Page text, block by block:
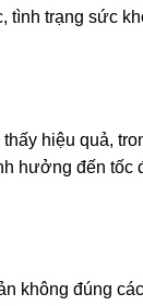
tình trạng sức
hiệu quả,
hưởng đến tốc
không đúng